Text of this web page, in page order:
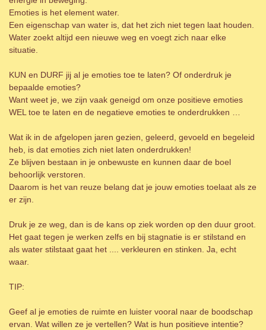
Emoties is het element water.
Een eigenschap van water is, dat het zich niet tegen laat houden.
Water zoekt altijd een nieuwe weg en voegt zich naar elke
situatie.
KUN en DURF jij al je emoties toe te laten? Of onderdruk je
bepaalde emoties?
Want weet je, we zijn vaak geneigd om onze positieve emoties
WEL toe te laten en de negatieve emoties te onderdrukken …
Wat ik in de afgelopen jaren gezien, geleerd, gevoeld en begeleid
heb, is dat emoties zich niet laten onderdrukken!
Ze blijven bestaan in je onbewuste en kunnen daar de boel
behoorlijk verstoren.
Daarom is het van reuze belang dat je jouw emoties toelaat als ze
er zijn.
Druk je ze weg, dan is de kans op ziek worden op den duur groot.
Het gaat tegen je werken zelfs en bij stagnatie is er stilstand en
als water stilstaat gaat het .... verkleuren en stinken. Ja, echt
waar.
TIP:
Geef al je emoties de ruimte en luister vooral naar de boodschap
ervan. Wat willen ze je vertellen? Wat is hun positieve intentie?